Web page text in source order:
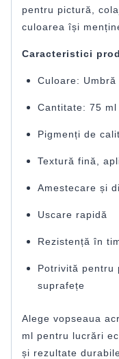
pentru pictură,
culoarea își
Caracteristici
Culoare: Umbră
Cantitate: 75 ml
Pigmenți de
Textură fină,
Amestecare și
Uscare rapidă
Rezistență în
Potrivită pentru
suprafețe
Alege vopseaua
ml pentru lucrări
și rezultate